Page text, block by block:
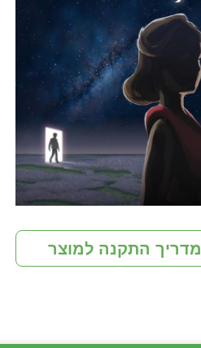
מדריך התקנה למוצר